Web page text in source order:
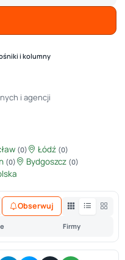
i kolumny
i agencji
(0) Łódź (0)
(0) Bydgoszcz (0)
Firmy
Obserwuj